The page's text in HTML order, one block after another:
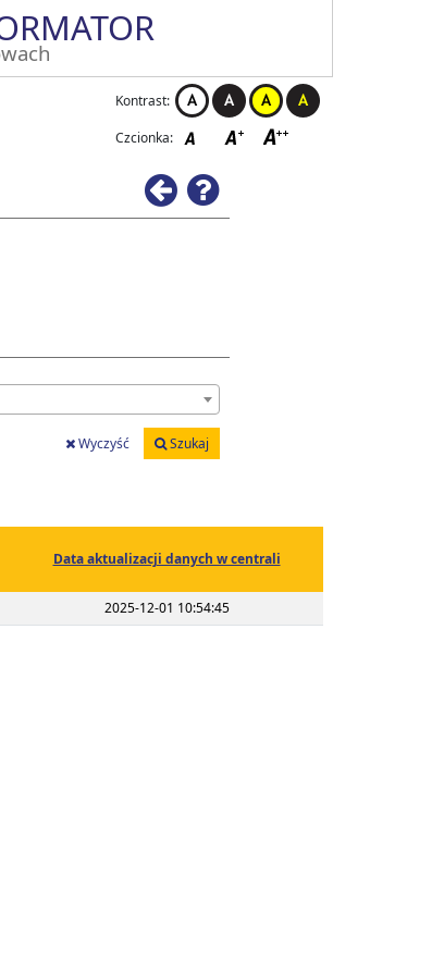
Kontrast:
Czcionka:
Wstecz
Pomoc
Wyczyść Szukaj
Data aktualizacji danych w centrali
2025-12-01 10:54:45